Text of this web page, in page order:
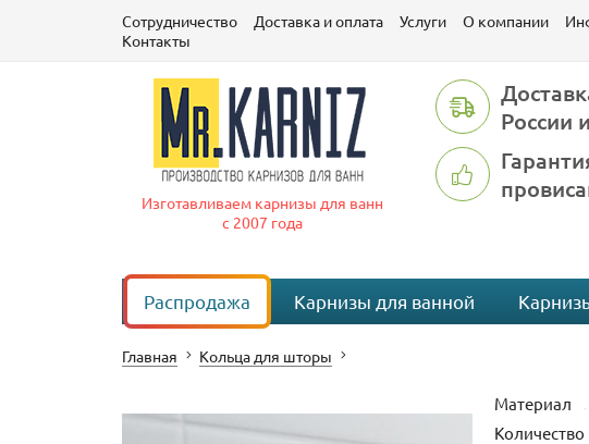
Сотрудничество Доставка и оплата Услуги О компании
Контакты
Изготавливаем карнизы для ванн
с 2007 года
России
Распродажа Карнизы для ванной
Главная Кольца для шторы
Материал
Количество